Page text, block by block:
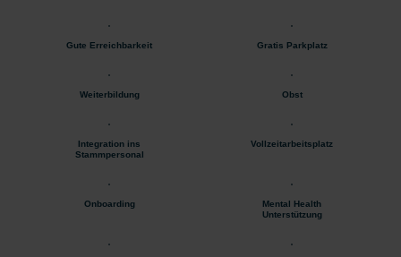
Gute Erreichbarkeit Gratis Parkplatz
Weiterbildung Obst
Integration ins
Stammpersonal
Vollzeitarbeitsplatz
Onboarding
Mental Health
Unterstützung